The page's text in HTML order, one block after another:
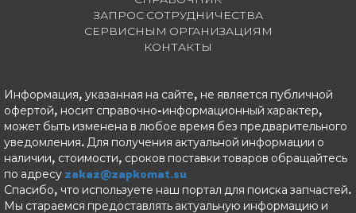
ЗАПРОС СОТРУДНИЧЕСТВА
СЕРВИСНЫМ ОРГАНИЗАЦИЯМ
КОНТАКТЫ
Информация, указанная на сайте, не является публичной
офертой, носит справочно-информационный характер,
может быть изменена в любое время без предварительного
уведомления. Для получения актуальной информации о
наличии, стоимости, сроков поставки товаров обращайтесь
по адресу zakaz@zapkomat.su
Спасибо, что используете наш портал для поиска запчастей.
Мы стараемся предоставлять актуальную информацию и